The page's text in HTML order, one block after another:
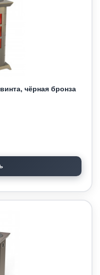
чёрная бронза